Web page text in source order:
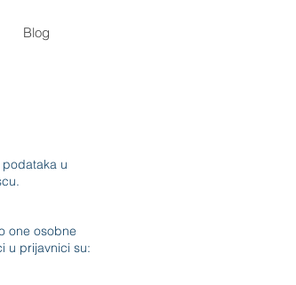
Blog
u
one osobne
u prijavnici su: